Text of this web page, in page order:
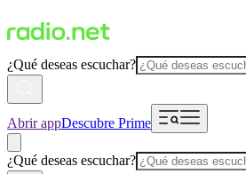
¿Qué deseas escuchar?
Abrir appDescubre Prime
¿Qué deseas escuchar?